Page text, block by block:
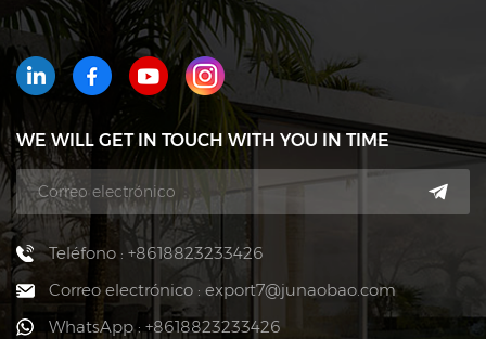
WE WILL GET IN TOUCH WITH YOU IN TIME
Teléfono : +8618823233426
Correo electrónico : export7@junaobao.com
WhatsApp : +8618823233426